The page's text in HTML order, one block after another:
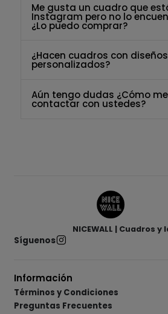
Me gusta un cuadro que
Instagram pero no lo
¿Lo puedo comprar?
¿Hacen cuadros con diseños
personalizados?
Aún tengo dudas ¿Cómo
contactar con ustedes?
NICEWALL | Cuadros y
Síguenos
Información
Términos y Condiciones
Preguntas Frecuentes